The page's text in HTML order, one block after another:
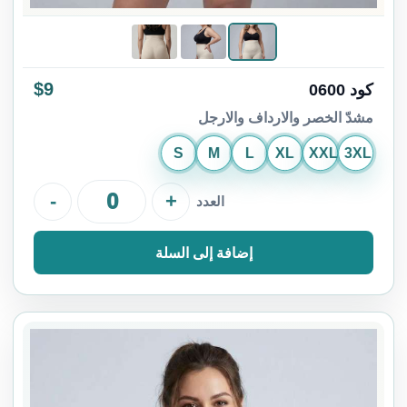
كود 0600 $9
مشدّ الخصر والارداف والارجل
S M L XL XXL 3XL
العدد - +
إضافة إلى السلة